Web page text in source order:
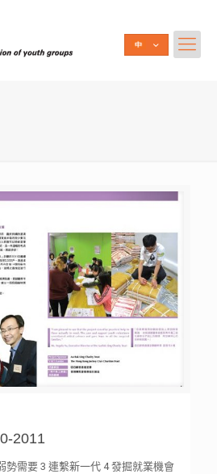
2011
勢需要 3 連繫新一代 4 發掘就業機會